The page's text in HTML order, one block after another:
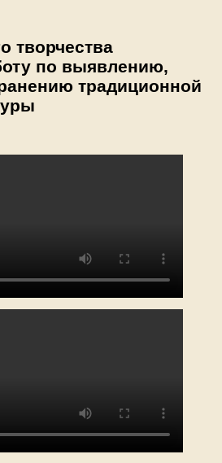
творчества
по выявлению,
традиционной